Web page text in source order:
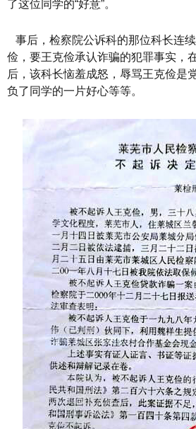
了这位同学的“好意”。
事后，检察院公诉科的那位科长连
俭，要王克俭承认诈骗的犯罪事实，
后，该科长恼羞成怒，辱骂王克俭是
负了同学的一片好心等等。